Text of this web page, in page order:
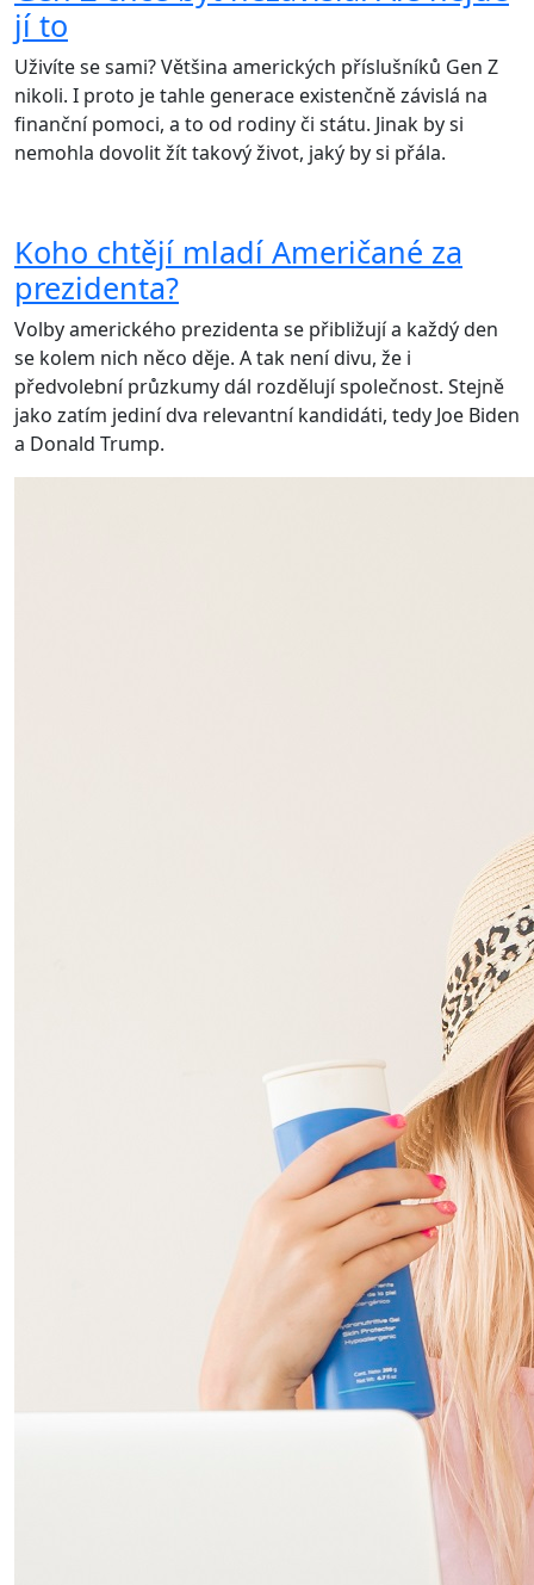
jí to
Uživíte se sami? Většina amerických příslušníků Gen Z
nikoli. I proto je tahle generace existenčně závislá na
finanční pomoci, a to od rodiny či státu. Jinak by si
nemohla dovolit žít takový život, jaký by si přála.
Koho chtějí mladí Američané za
prezidenta?
Volby amerického prezidenta se přibližují a každý den
se kolem nich něco děje. A tak není divu, že i
předvolební průzkumy dál rozdělují společnost. Stejně
jako zatím jediní dva relevantní kandidáti, tedy Joe Biden
a Donald Trump.